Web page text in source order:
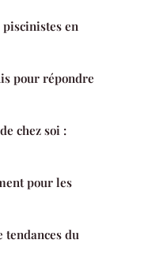
en
pour répondre
chez soi :
pour les
tendances du